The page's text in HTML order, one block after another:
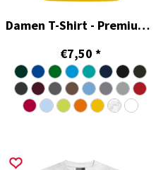
Damen T-Shirt - Premium Single Jersey
€7,50 *